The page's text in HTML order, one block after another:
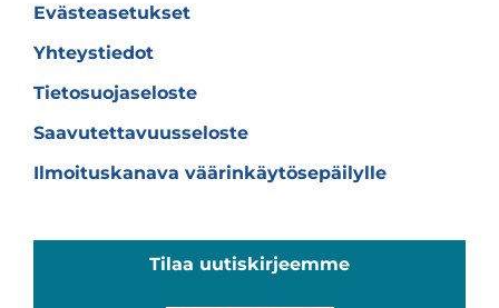
Evästeasetukset
Yhteystiedot
Tietosuojaseloste
Saavutettavuusseloste
Ilmoituskanava väärinkäytösepäilylle
Tilaa uutiskirjeemme